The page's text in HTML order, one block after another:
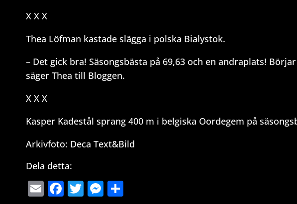
X X X
Thea Löfman kastade slägga i polska Bialystok.
– Det gick bra! Säsongsbästa på 69,63 och en andraplats!
säger Thea till Bloggen.
X X X
Kasper Kadestål sprang 400 m i belgiska Oordegem på
Arkivfoto: Deca Text&Bild
Dela detta:
EmailFacebook
TwitterMessenger